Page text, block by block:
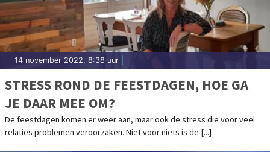
14 november 2022, 8:38 uur
STRESS ROND DE FEESTDAGEN, HOE GA
JE DAAR MEE OM?
De feestdagen komen er weer aan, maar ook de stress die voor veel
relaties problemen veroorzaken. Niet voor niets is de [...]